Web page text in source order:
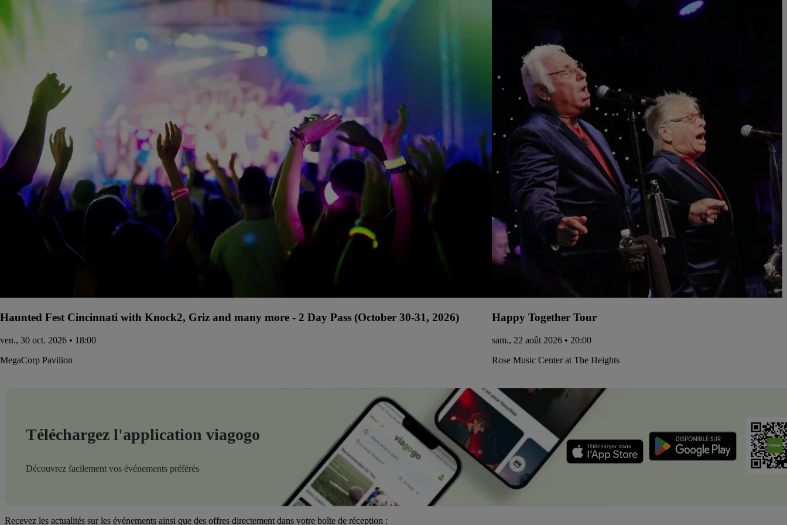
Haunted Fest Cincinnati with Knock2, Griz and many more - 2 Day Pass (October 30-31, 2026)
ven., 30 oct. 2026 • 18:00
MegaCorp Pavilion
Happy Together Tour
sam., 22 août 2026 • 20:00
Rose Music Center at The Heights
Téléchargez l'application viagogo
Découvrez facilement vos événements préférés
Recevez les actualités sur les événements ainsi que des offres directement dans votre boîte de réception :